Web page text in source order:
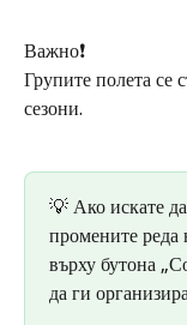
Важно❗️
Групите полета се
сезони.
💡 Ако искате
промените реда
върху бутона
да ги